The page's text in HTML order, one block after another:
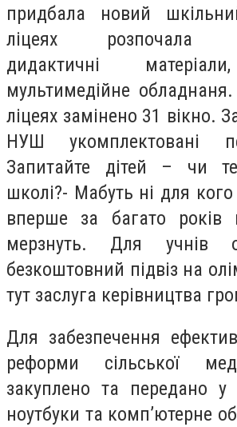
придбала новий
ліцеях розпочала
дидактичні
мультимедійне
ліцеях замінено 31 вікно.
НУШ укомплектовані
Запитайте дітей – чи
школі?- Мабуть ні для
вперше за багато
мерзнуть. Для учнів
безкоштовний підвіз на
тут заслуга керівництва
Для забезпечення
реформи сільської
закуплено та передано у
ноутбуки та комп’ютерне